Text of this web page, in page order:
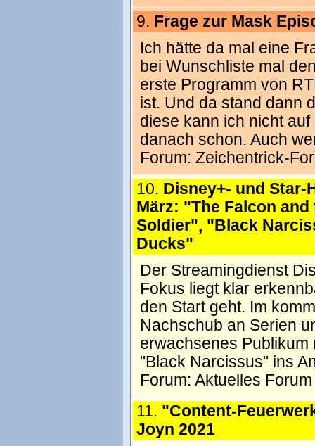
9. Frage zur Mask
Ich hätte da mal eine
bei Wunschliste mal
erste Programm von
ist. Und da stand dann
diese kann ich nicht
danach schon. Auch
Forum: Zeichentrick-
10. Disney+- und Star-
März: "The Falcon and
Soldier", "Black
Ducks"
Der Streamingdienst
Fokus liegt klar
den Start geht. Im
Nachschub an Serien
erwachsenes Publikum
"Black Narcissus" ins
Forum: Aktuelles Forum
11. "Content-
Joyn 2021